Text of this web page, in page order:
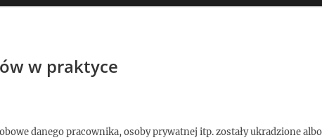
w praktyce
danego pracownika, osoby prywatnej itp. zostały ukradzione